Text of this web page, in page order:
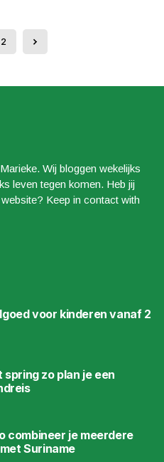
2
Wij bloggen wekelijks
leven tegen komen. Heb jij
Keep in contact with
voor kinderen vanaf 2
zo plan je een
combineer je meerdere
Suriname